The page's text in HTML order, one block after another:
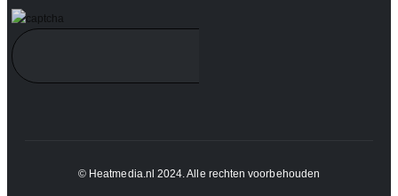
© Heatmedia.nl 2024. Alle rechten voorbehouden